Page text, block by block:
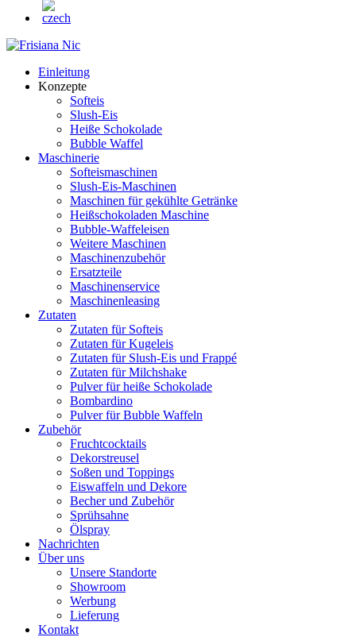
Einleitung
Konzepte
Softeis
Slush-Eis
Heiße Schokolade
Bubble Waffel
Maschinerie
Softeismaschinen
Slush-Eis-Maschinen
Maschinen für gekühlte Getränke
Heißschokoladen Maschine
Bubble-Waffeleisen
Weitere Maschinen
Maschinenzubehör
Ersatzteile
Maschinenservice
Maschinenleasing
Zutaten
Zutaten für Softeis
Zutaten für Kugeleis
Zutaten für Slush-Eis und Frappé
Zutaten für Milchshake
Pulver für heiße Schokolade
Bombardino
Pulver für Bubble Waffeln
Zubehör
Fruchtcocktails
Dekorstreusel
Soßen und Toppings
Eiswaffeln und Dekore
Becher und Zubehör
Sprühsahne
Ölspray
Nachrichten
Über uns
Unsere Standorte
Showroom
Werbung
Lieferung
Kontakt